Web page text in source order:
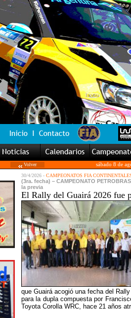
Volver
sábado 8 de
30/4/2026 - CAMPEONATOS FIA
(3ra. fecha) – CAMPEONATO
la previa
El Rally del Guairá 2026 fue
que Guairá acogió una fecha del
para la dupla compuesta por
Toyota Corolla WRC, hace 21 años